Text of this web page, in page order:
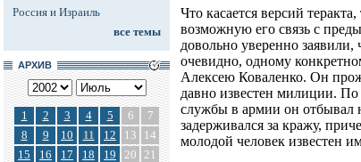
Россия и Израиль
все темы
АРХИВ
1 2 3 4 5 6
7
8
9 10 11 12 13
14
15
16 17 18 19 20 21
Что касается версий
возможную его связь с
довольно уверенно заявили,
очевидно, одному
Алексею Коваленко. Он
давно известен милиции.
службы в армии он отбывал
задерживался за кражу,
молодой человек известен